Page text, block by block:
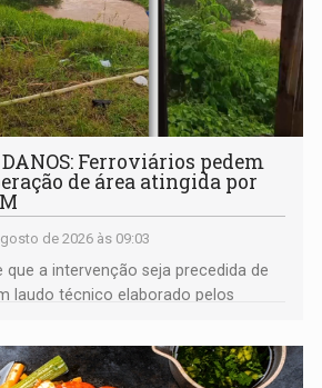
DANOS: Ferroviários pedem
de área atingida por
de 2026 às 09:03
a intervenção seja precedida de
laudo técnico elaborado pelos